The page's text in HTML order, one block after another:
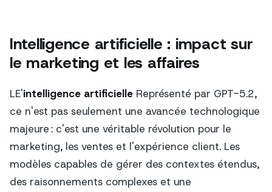
Intelligence artificielle : impact sur
le marketing et les affaires
LE'intelligence artificielle Représenté par GPT-5.2,
ce n'est pas seulement une avancée technologique
majeure : c'est une véritable révolution pour le
marketing, les ventes et l'expérience client. Les
modèles capables de gérer des contextes étendus,
des raisonnements complexes et une